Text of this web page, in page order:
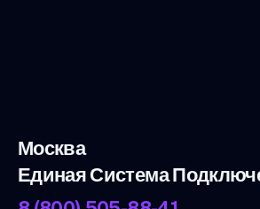
Москва
Единая Система